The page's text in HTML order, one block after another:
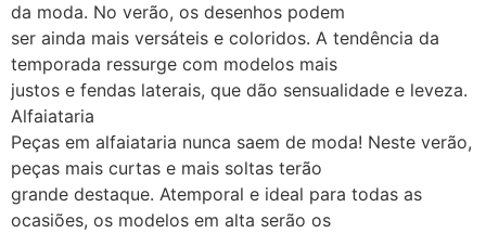
da moda. No verão, os desenhos podem
ser ainda mais versáteis e coloridos. A tendência da
temporada ressurge com modelos mais
justos e fendas laterais, que dão sensualidade e leveza.
Alfaiataria
Peças em alfaiataria nunca saem de moda! Neste verão,
peças mais curtas e mais soltas terão
grande destaque. Atemporal e ideal para todas as
ocasiões, os modelos em alta serão os